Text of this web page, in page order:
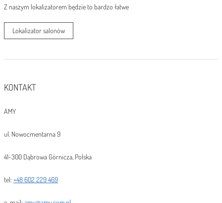
Z naszym lokalizatorem będzie to bardzo łatwe
Lokalizator salonów
KONTAKT
AMY
ul. Nowocmentarna 9
41-300 Dąbrowa Górnicza, Polska
tel: +48 602 229 469